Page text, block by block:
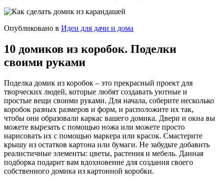
Опубликовано в Идеи для дачи и дома
10 домиков из коробок. Поделки
своими руками
Поделка домик из коробок – это прекрасный проект для
творческих людей, которые любят создавать уютные и
простые вещи своими руками. Для начала, соберите несколько
коробок разных размеров и форм, и расположите их так,
чтобы они образовали каркас вашего домика. Двери и окна вы
можете вырезать с помощью ножа или можете просто
нарисовать их с помощью маркера или красок. Смастерите
крышу из остатков картона или бумаги. Не забудьте добавить
реалистичные элементы: цветы, растения и мебель. Данная
подборка подарит вам вдохновение для создания своего
собственного домика из картонной коробки.